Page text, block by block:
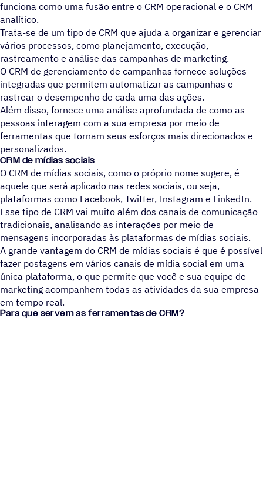
funciona como uma fusão entre o CRM operacional e o CRM
analítico.
Trata-se de um tipo de CRM que ajuda a organizar e gerenciar
vários processos, como planejamento, execução,
rastreamento e análise das campanhas de marketing.
O CRM de gerenciamento de campanhas fornece soluções
integradas que permitem automatizar as campanhas e
rastrear o desempenho de cada uma das ações.
Além disso, fornece uma análise aprofundada de como as
pessoas interagem com a sua empresa por meio de
ferramentas que tornam seus esforços mais direcionados e
personalizados.
CRM de mídias sociais
O CRM de mídias sociais, como o próprio nome sugere, é
aquele que será aplicado nas redes sociais, ou seja,
plataformas como Facebook, Twitter, Instagram e LinkedIn.
Esse tipo de CRM vai muito além dos canais de comunicação
tradicionais, analisando as interações por meio de
mensagens incorporadas às plataformas de mídias sociais.
A grande vantagem do CRM de mídias sociais é que é possível
fazer postagens em vários canais de mídia social em uma
única plataforma, o que permite que você e sua equipe de
marketing acompanhem todas as atividades da sua empresa
em tempo real.
Para que servem as ferramentas de CRM?